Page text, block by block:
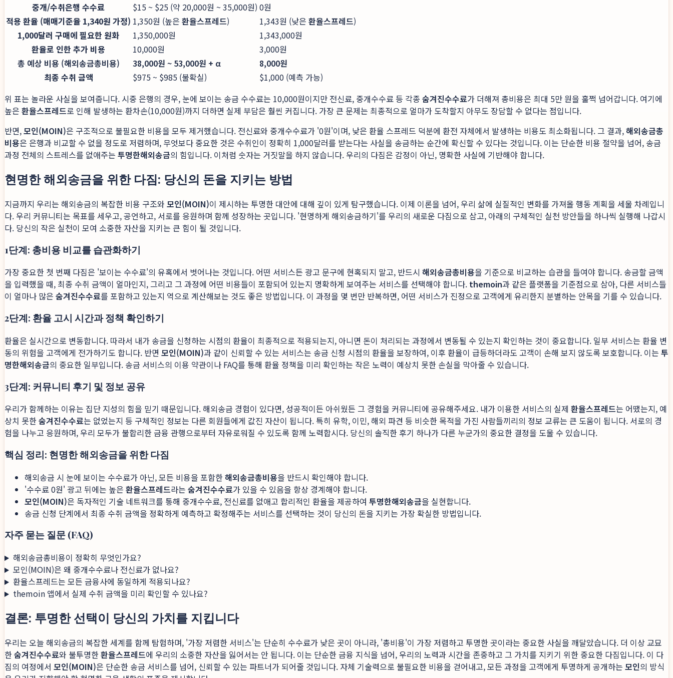
중개/수취은행 수수료
$15 ~ $25 (약 20,000원 ~ 35,000원) 0원
적용 환율 (매매기준율 1,340원 가정) 1,350원 (높은 환율스프레드) 1,343원 (낮은 환율스프레드)
1,000달러 구매에 필요한 원화
1,350,000원
1,343,000원
환율로 인한 추가 비용
10,000원
3,000원
총 예상 비용 (해외송금총비용)
38,000원 ~ 53,000원 + α
8,000원
최종 수취 금액
$975 ~ $985 (불확실)
$1,000 (예측 가능)
위 표는 놀라운 사실을 보여줍니다. 시중 은행의 경우, 눈에 보이는 송금 수수료는 10,000원이지만 전신료, 중개수수료 등 각종 숨겨진수수료가 더해져 총비용은 최대 5만 원을 훌쩍 넘어갑니다. 여기에
높은 환율스프레드로 인해 발생하는 환차손(10,000원)까지 더하면 실제 부담은 훨씬 커집니다. 가장 큰 문제는 최종적으로 얼마가 도착할지 아무도 장담할 수 없다는 점입니다.
반면,모인(MOIN)은 구조적으로 불필요한 비용을 모두 제거했습니다. 전신료와 중개수수료가 '0원'이며, 낮은 환율 스프레드 덕분에 환전 자체에서 발생하는 비용도 최소화됩니다. 그 결과,해외송금총
비용은 은행과 비교할 수 없을 정도로 저렴하며, 무엇보다 중요한 것은 수취인이 정확히 1,000달러를 받는다는 사실을 송금하는 순간에 확신할 수 있다는 것입니다. 이는 단순한 비용 절약을 넘어, 송금
과정 전체의 스트레스를 없애주는 투명한해외송금의 힘입니다. 이처럼 숫자는 거짓말을 하지 않습니다. 우리의 다짐은 감정이 아닌, 명확한 사실에 기반해야 합니다.
현명한 해외송금을 위한 다짐: 당신의 돈을 지키는 방법
지금까지 우리는 해외송금의 복잡한 비용 구조와 모인(MOIN)이 제시하는 투명한 대안에 대해 깊이 있게 탐구했습니다. 이제 이론을 넘어, 우리 삶에 실질적인 변화를 가져올 행동 계획을 세울 차례입니
다. 우리 커뮤니티는 목표를 세우고, 공언하고, 서로를 응원하며 함께 성장하는 곳입니다. '현명하게 해외송금하기'를 우리의 새로운 다짐으로 삼고, 아래의 구체적인 실천 방안들을 하나씩 실행해 나갑시
다. 당신의 작은 실천이 모여 소중한 자산을 지키는 큰 힘이 될 것입니다.
1단계: 총비용 비교를 습관화하기
가장 중요한 첫 번째 다짐은 '보이는 수수료'의 유혹에서 벗어나는 것입니다. 어떤 서비스든 광고 문구에 현혹되지 말고, 반드시 해외송금총비용을 기준으로 비교하는 습관을 들여야 합니다. 송금할 금액
을 입력했을 때, 최종 수취 금액이 얼마인지, 그리고 그 과정에 어떤 비용들이 포함되어 있는지 명확하게 보여주는 서비스를 선택해야 합니다. themoin과 같은 플랫폼을 기준점으로 삼아, 다른 서비스들
이 얼마나 많은 숨겨진수수료를 포함하고 있는지 역으로 계산해보는 것도 좋은 방법입니다. 이 과정을 몇 번만 반복하면, 어떤 서비스가 진정으로 고객에게 유리한지 분별하는 안목을 기를 수 있습니다.
2단계: 환율 고시 시간과 정책 확인하기
환율은 실시간으로 변동합니다. 따라서 내가 송금을 신청하는 시점의 환율이 최종적으로 적용되는지, 아니면 돈이 처리되는 과정에서 변동될 수 있는지 확인하는 것이 중요합니다. 일부 서비스는 환율 변
동의 위험을 고객에게 전가하기도 합니다. 반면 모인(MOIN)과 같이 신뢰할 수 있는 서비스는 송금 신청 시점의 환율을 보장하여, 이후 환율이 급등하더라도 고객이 손해 보지 않도록 보호합니다. 이는 투
명한해외송금의 중요한 일부입니다. 송금 서비스의 이용 약관이나 FAQ를 통해 환율 정책을 미리 확인하는 작은 노력이 예상치 못한 손실을 막아줄 수 있습니다.
3단계: 커뮤니티 후기 및 정보 공유
우리가 함께하는 이유는 집단 지성의 힘을 믿기 때문입니다. 해외송금 경험이 있다면, 성공적이든 아쉬웠든 그 경험을 커뮤니티에 공유해주세요. 내가 이용한 서비스의 실제 환율스프레드는 어땠는지, 예
상치 못한숨겨진수수료는 없었는지 등 구체적인 정보는 다른 회원들에게 값진 자산이 됩니다. 특히 유학, 이민, 해외 파견 등 비슷한 목적을 가진 사람들끼리의 정보 교류는 큰 도움이 됩니다. 서로의 경
험을 나누고 응원하며, 우리 모두가 불합리한 금융 관행으로부터 자유로워질 수 있도록 함께 노력합시다. 당신의 솔직한 후기 하나가 다른 누군가의 중요한 결정을 도울 수 있습니다.
핵심 정리: 현명한 해외송금을 위한 다짐
해외송금 시 눈에 보이는 수수료가 아닌, 모든 비용을 포함한해외송금총비용을 반드시 확인해야 합니다.
'수수료 0원' 광고 뒤에는 높은 환율스프레드라는 숨겨진수수료가 있을 수 있음을 항상 경계해야 합니다.
모인(MOIN)은 독자적인 기술 네트워크를 통해 중개수수료, 전신료를 없애고 합리적인 환율을 제공하여 투명한해외송금을 실현합니다.
송금 신청 단계에서 최종 수취 금액을 정확하게 예측하고 확정해주는 서비스를 선택하는 것이 당신의 돈을 지키는 가장 확실한 방법입니다.
자주 묻는 질문 (FAQ)
해외송금총비용이 정확히 무엇인가요?
모인(MOIN)은 왜 중개수수료나 전신료가 없나요?
환율스프레드는 모든 금융사에 동일하게 적용되나요?
themoin 앱에서 실제 수취 금액을 미리 확인할 수 있나요?
결론: 투명한 선택이 당신의 가치를 지킵니다
우리는 오늘 해외송금의 복잡한 세계를 함께 탐험하며, '가장 저렴한 서비스'는 단순히 수수료가 낮은 곳이 아니라, '총비용'이 가장 저렴하고 투명한 곳이라는 중요한 사실을 깨달았습니다. 더 이상 교묘
한숨겨진수수료와 불투명한환율스프레드에 우리의 소중한 자산을 잃어서는 안 됩니다. 이는 단순한 금융 지식을 넘어, 우리의 노력과 시간을 존중하고 그 가치를 지키기 위한 중요한 다짐입니다. 이 다
짐의 여정에서 모인(MOIN)은 단순한 송금 서비스를 넘어, 신뢰할 수 있는 파트너가 되어줄 것입니다. 자체 기술력으로 불필요한 비용을 걷어내고, 모든 과정을 고객에게 투명하게 공개하는 모인의 방식